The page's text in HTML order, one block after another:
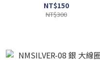
NT$150
NT$300